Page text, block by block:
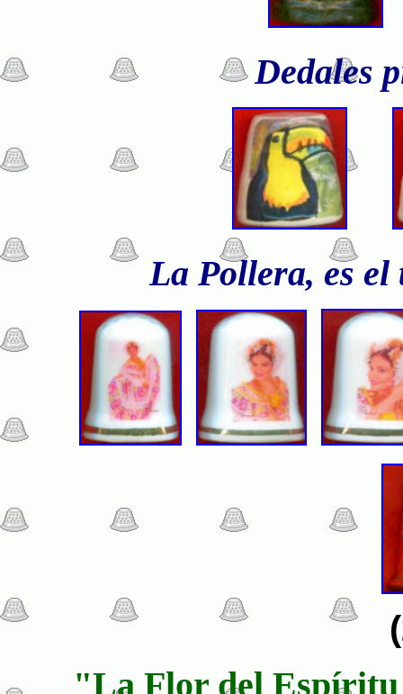
Dedales
La Pollera, es el
"La Flor del Espíritu